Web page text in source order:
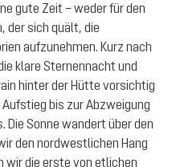
gute Zeit – weder für den
der sich quält, die
aufzunehmen. Kurz nach
klare Sternennacht und
hinter der Hütte vorsichtig
bis zur Abzweigung
Die Sonne wandert über den
den nordwestlichen Hang
wir die erste von etlichen